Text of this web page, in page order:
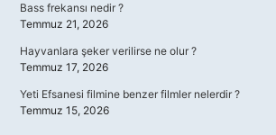
Bass frekansı nedir ?
Temmuz 21, 2026
Hayvanlara şeker verilirse ne olur ?
Temmuz 17, 2026
Yeti Efsanesi filmine benzer filmler nelerdir ?
Temmuz 15, 2026